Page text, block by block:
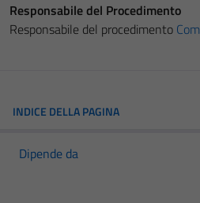
Responsabile del Procedimento
Responsabile del procedimento
INDICE DELLA PAGINA
Dipende da